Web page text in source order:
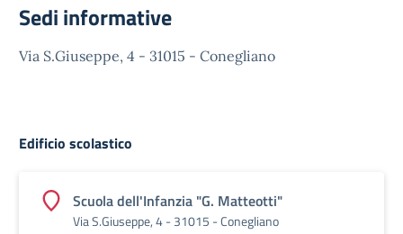
Sedi informative
Via S.Giuseppe, 4 - 31015 - Conegliano
Edificio scolastico
Scuola dell'Infanzia "G. Matteotti"
Via S.Giuseppe, 4 - 31015 - Conegliano